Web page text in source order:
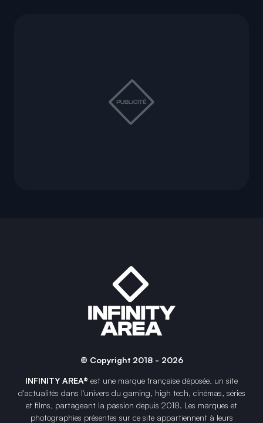
© Copyright 2018 - 2026
INFINITY AREA® est une marque française déposée, un site
d'actualités dans l'univers du gaming, high tech, cinémas, séries
et films, partageant la passion depuis 2018. Les marques et
photographies présentes sur ce site appartiennent à leurs